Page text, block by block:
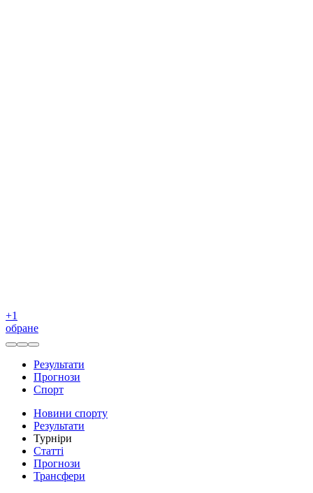
+1
обране
Результати
Прогнози
Спорт
Новини спорту
Результати
Турніри
Статті
Прогнози
Трансфери